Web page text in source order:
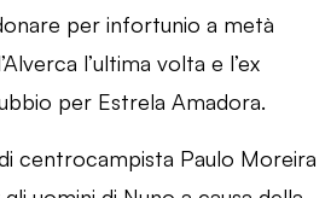
per infortunio a metà
l’ultima volta e l’ex
per Estrela Amadora.
centrocampista Paulo Moreira